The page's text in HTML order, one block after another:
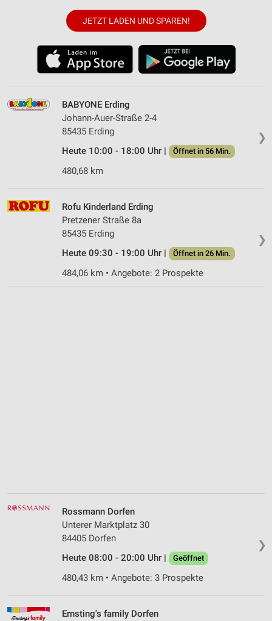
JETZT LADEN UND SPAREN!
❯
BABYONE Erding
Johann-Auer-Straße 2-4
85435 Erding
Heute 10:00 - 18:00 Uhr |
Öffnet in 56 Min.
480,68 km
❯
Rofu Kinderland Erding
Pretzener Straße 8a
85435 Erding
Heute 09:30 - 19:00 Uhr |
Öffnet in 26 Min.
484,06 km • Angebote: 2 Prospekte
❯
Rossmann Dorfen
Unterer Marktplatz 30
84405 Dorfen
Heute 08:00 - 20:00 Uhr |
Geöffnet
480,43 km • Angebote: 3 Prospekte
Ernsting's family Dorfen